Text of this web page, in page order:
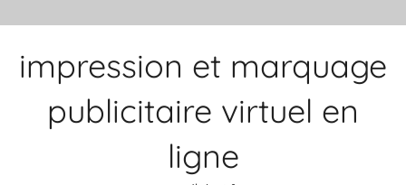
impression et marquage
publicitaire virtuel en
ligne